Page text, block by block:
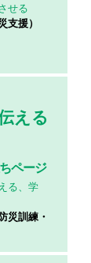
せる
支援）
える
ページ
る、学
災訓練・